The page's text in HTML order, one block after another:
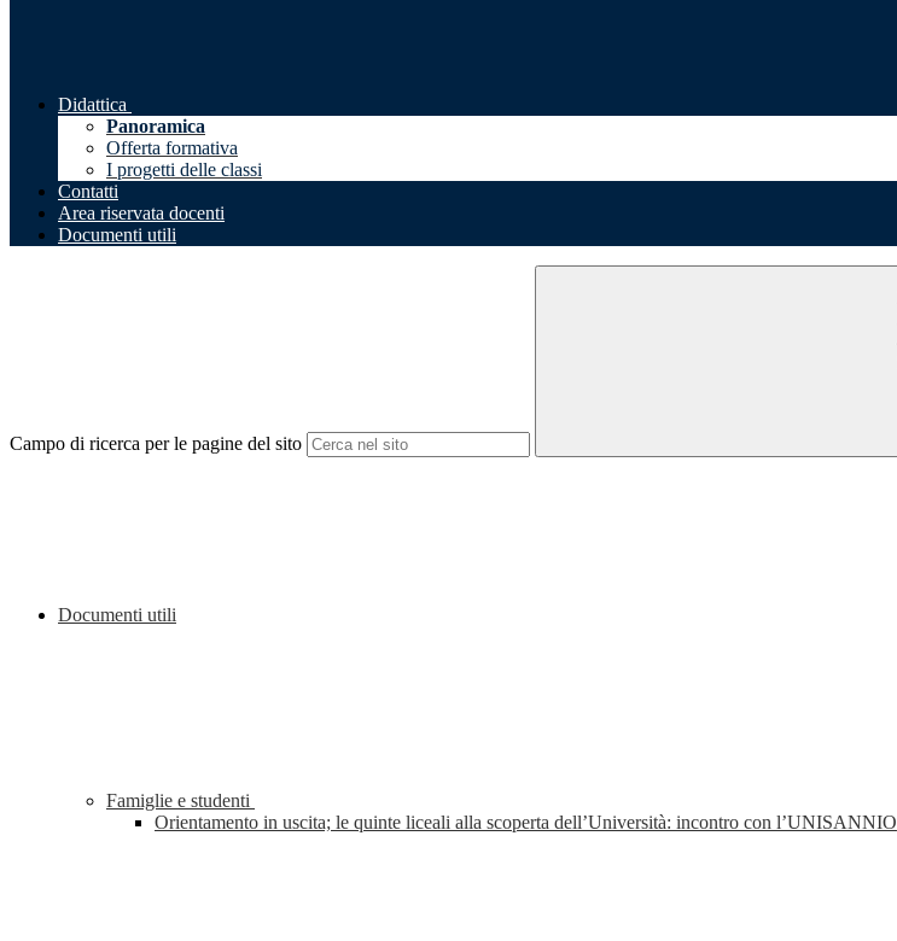
Didattica
Panoramica
Offerta formativa
I progetti delle classi
Contatti
Area riservata docenti
Documenti utili
Campo di ricerca per le pagine del sito
Documenti utili
Famiglie e studenti
Orientamento in uscita; le quinte liceali alla scoperta dell’Università: incontro con l’UNISANNIO